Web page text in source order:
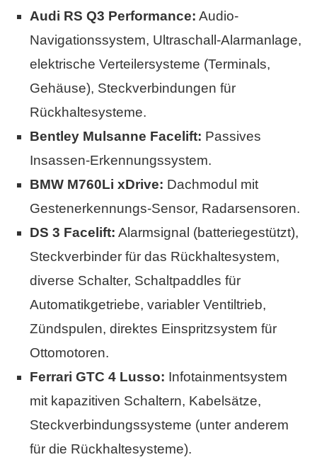
Audi RS Q3 Performance: Audio-
Navigationssystem, Ultraschall-Alarmanlage,
elektrische Verteilersysteme (Terminals,
Gehäuse), Steckverbindungen für
Rückhaltesysteme.
Bentley Mulsanne Facelift: Passives
Insassen-Erkennungssystem.
BMW M760Li xDrive: Dachmodul mit
Gestenerkennungs-Sensor, Radarsensoren.
DS 3 Facelift: Alarmsignal (batteriegestützt),
Steckverbinder für das Rückhaltesystem,
diverse Schalter, Schaltpaddles für
Automatikgetriebe, variabler Ventiltrieb,
Zündspulen, direktes Einspritzsystem für
Ottomotoren.
Ferrari GTC 4 Lusso: Infotainmentsystem
mit kapazitiven Schaltern, Kabelsätze,
Steckverbindungssysteme (unter anderem
für die Rückhaltesysteme).